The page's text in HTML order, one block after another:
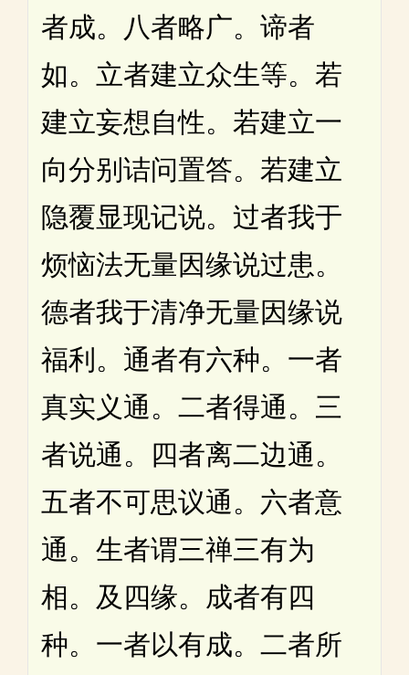
者成。八者略广。谛者
如。立者建立众生等。若
建立妄想自性。若建立一
向分别诘问置答。若建立
隐覆显现记说。过者我于
烦恼法无量因缘说过患。
德者我于清净无量因缘说
福利。通者有六种。一者
真实义通。二者得通。三
者说通。四者离二边通。
五者不可思议通。六者意
通。生者谓三禅三有为
相。及四缘。成者有四
种。一者以有成。二者所